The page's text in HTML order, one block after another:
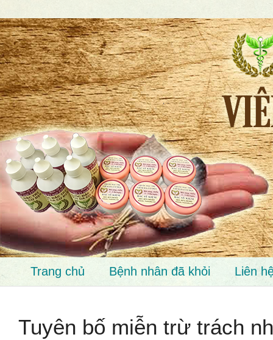
Trang chủ Bệnh nhân đã khỏi Liên
Tuyên bố miễn trừ trách